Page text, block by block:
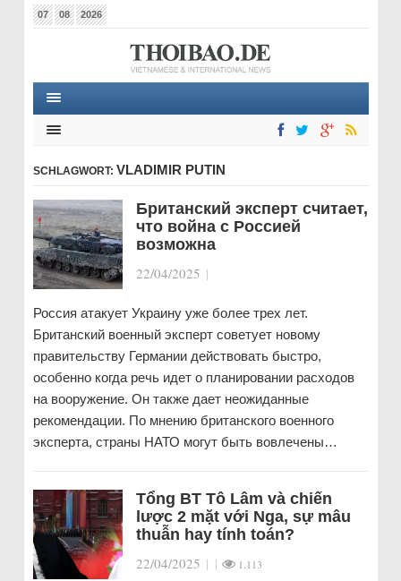
07 08 2026
SCHLAGWORT: VLADIMIR PUTIN
Британский эксперт считает,
что война с Россией
возможна
22/04/2025 |
Россия атакует Украину уже более трех лет.
Британский военный эксперт советует новому
правительству Германии действовать быстро,
особенно когда речь идет о планировании расходов
на вооружение. Он также дает неожиданные
рекомендации. По мнению британского военного
эксперта, страны НАТО могут быть вовлечены…
Tổng BT Tô Lâm và chiến
lược 2 mặt với Nga, sự mâu
thuẫn hay tính toán?
22/04/2025 | | 1.113